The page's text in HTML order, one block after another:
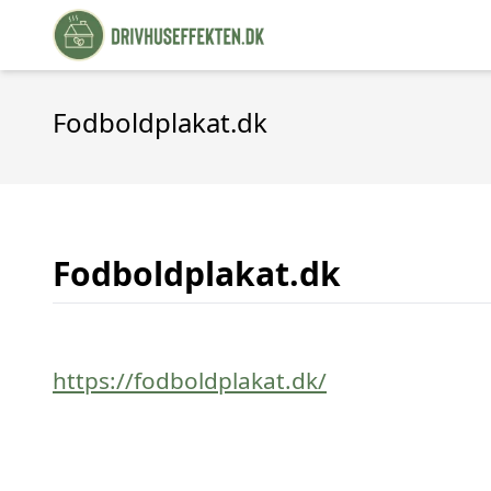
Fodboldplakat.dk
Fodboldplakat.dk
https://fodboldplakat.dk/